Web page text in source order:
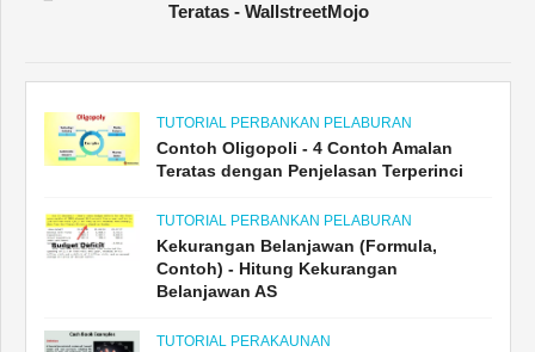
Teratas - WallstreetMojo
TUTORIAL PERBANKAN PELABURAN
Contoh Oligopoli - 4 Contoh Amalan
Teratas dengan Penjelasan Terperinci
TUTORIAL PERBANKAN PELABURAN
Kekurangan Belanjawan (Formula,
Contoh) - Hitung Kekurangan
Belanjawan AS
TUTORIAL PERAKAUNAN